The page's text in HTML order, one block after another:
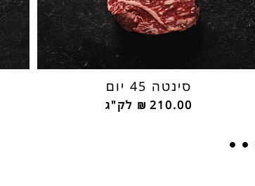
סינטה 45 יום
₪ 210.00 לק"ג